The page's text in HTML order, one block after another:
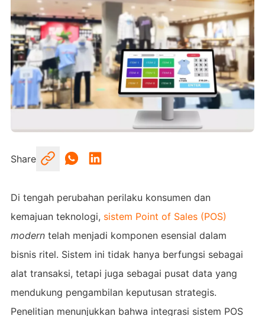
Share
Di tengah perubahan perilaku konsumen dan
kemajuan teknologi, sistem Point of Sales (POS)
moderntelah menjadi komponen esensial dalam
bisnis ritel. Sistem ini tidak hanya berfungsi sebagai
alat transaksi, tetapi juga sebagai pusat data yang
mendukung pengambilan keputusan strategis.
Penelitian menunjukkan bahwa integrasi sistem POS